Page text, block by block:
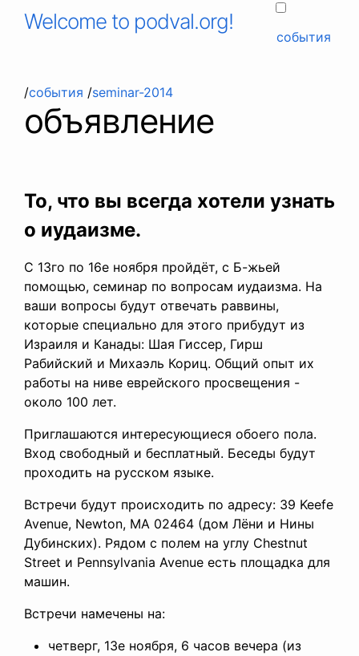
Welcome to podval.org!
события
/события /seminar-2014
объявление
То, что вы всегда хотели узнать
о иудаизме.
С 13го по 16е ноября пройдёт, с Б-жьей
помощью, семинар по вопросам иудаизма. На
ваши вопросы будут отвечать раввины,
которые специально для этого прибудут из
Израиля и Канады: Шая Гиссер, Гирш
Рабийский и Михаэль Кориц. Общий опыт их
работы на ниве еврейского просвещения -
около 100 лет.
Приглашаются интересующиеся обоего пола.
Вход свободный и бесплатный. Беседы будут
проходить на русском языке.
Встречи будут происходить по адресу: 39 Keefe
Avenue, Newton, MA 02464 (дом Лёни и Нины
Дубинских). Рядом с полем на углу Chestnut
Street и Pennsylvania Avenue есть площадка для
машин.
Встречи намечены на:
четверг, 13е ноября, 6 часов вечера (из